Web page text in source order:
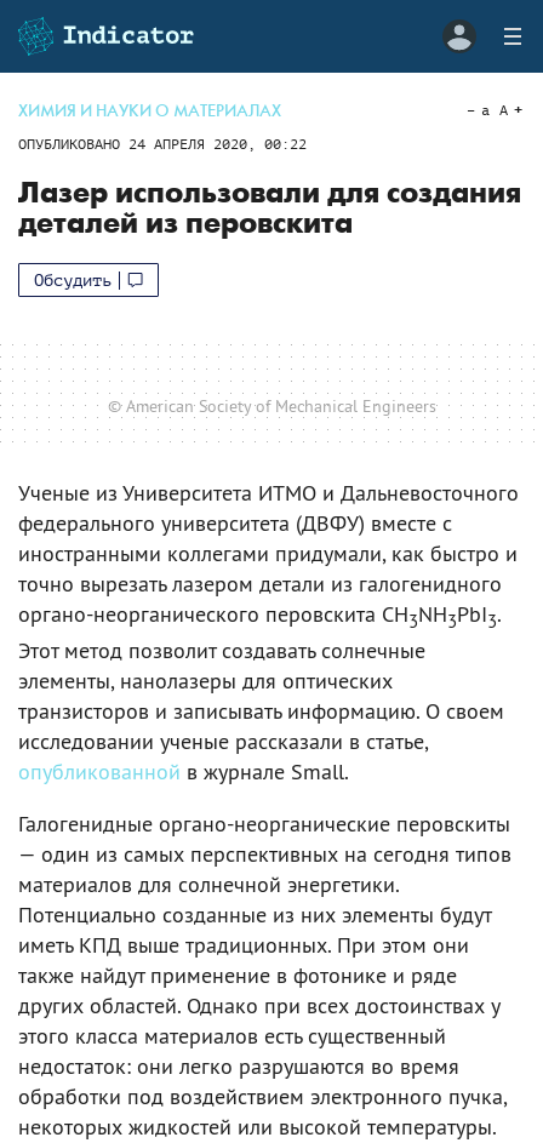
ХИМИЯ И НАУКИ О МАТЕРИАЛАХ
ОПУБЛИКОВАНО 24 АПРЕЛЯ 2020, 00:22
a A
Лазер использовали для создания
деталей из перовскита
Обсудить
© American Society of Mechanical Engineers
Ученые из Университета ИТМО и Дальневосточного
федерального университета (ДВФУ) вместе с
иностранными коллегами придумали, как быстро и
точно вырезать лазером детали из галогенидного
органо-неорганического перовскита CH3NH3PbI3.
Этот метод позволит создавать солнечные
элементы, нанолазеры для оптических
транзисторов и записывать информацию. О своем
исследовании ученые рассказали в статье,
опубликованной в журнале Small.
Галогенидные органо-неорганические перовскиты
— один из самых перспективных на сегодня типов
материалов для солнечной энергетики.
Потенциально созданные из них элементы будут
иметь КПД выше традиционных. При этом они
также найдут применение в фотонике и ряде
других областей. Однако при всех достоинствах у
этого класса материалов есть существенный
недостаток: они легко разрушаются во время
обработки под воздействием электронного пучка,
некоторых жидкостей или высокой температуры.